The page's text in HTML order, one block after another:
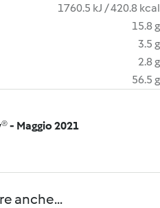
1760.5 kJ / 420.8 kcal
15.8 g
3.5 g
2.8 g
56.5 g
- Maggio 2021
anche...